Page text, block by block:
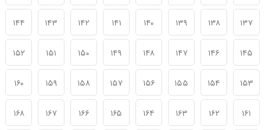
۱۳۷ ۱۳۸ ۱۳۹ ۱۴۰ ۱۴۱ ۱۴۲ ۱۴۳ ۱۴۴
۱۴۵ ۱۴۶ ۱۴۷ ۱۴۸ ۱۴۹ ۱۵۰ ۱۵۱ ۱۵۲
۱۵۳ ۱۵۴ ۱۵۵ ۱۵۶ ۱۵۷ ۱۵۸ ۱۵۹ ۱۶۰
۱۶۱ ۱۶۲ ۱۶۳ ۱۶۴ ۱۶۵ ۱۶۶ ۱۶۷ ۱۶۸